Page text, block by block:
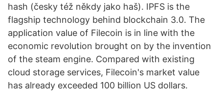
hash (česky též někdy jako haš). IPFS is the
flagship technology behind blockchain 3.0. The
application value of Filecoin is in line with the
economic revolution brought on by the invention
of the steam engine. Compared with existing
cloud storage services, Filecoin's market value
has already exceeded 100 billion US dollars.